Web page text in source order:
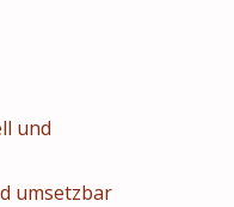
und
umsetzbar